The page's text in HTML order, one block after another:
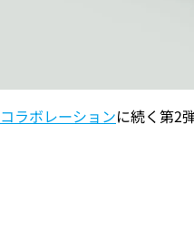
ラボレーションに続く第2